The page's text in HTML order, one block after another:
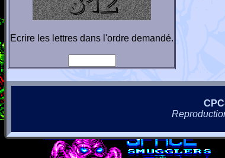
Ecrire les lettres dans l'ordre demandé.